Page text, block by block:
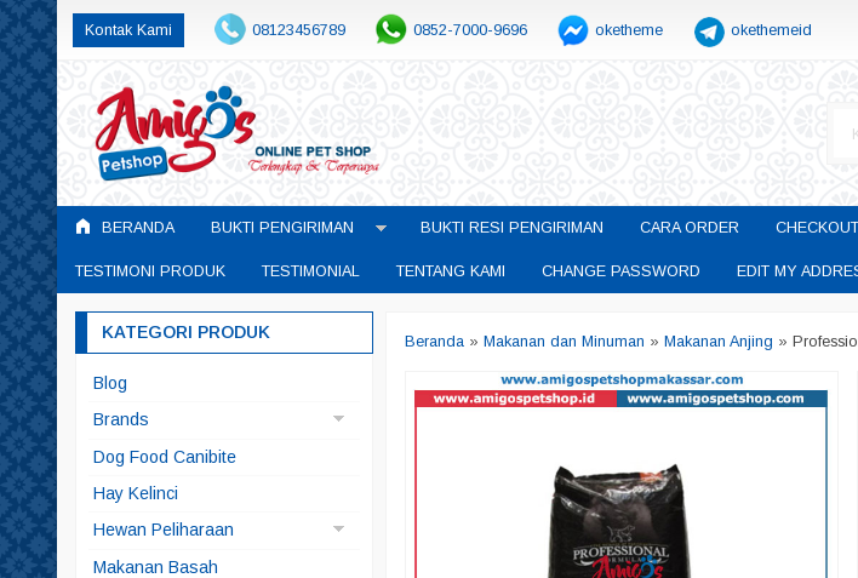
Kontak Kami 08123456789 0852-7000-9696 oketheme okethemeid
BERANDA BUKTI PENGIRIMAN BUKTI RESI PENGIRIMAN CARA ORDER CHECKOUT
TESTIMONI PRODUK TESTIMONIAL TENTANG KAMI CHANGE PASSWORD EDIT MY
Beranda » Makanan dan Minuman » Makanan Anjing »
KATEGORI PRODUK
Blog
Brands
Arqui Fresh
Doggyman
Pedigree
Dog Food Canibite
Hay Kelinci
Hewan Peliharaan
Anjing
Makanan Basah